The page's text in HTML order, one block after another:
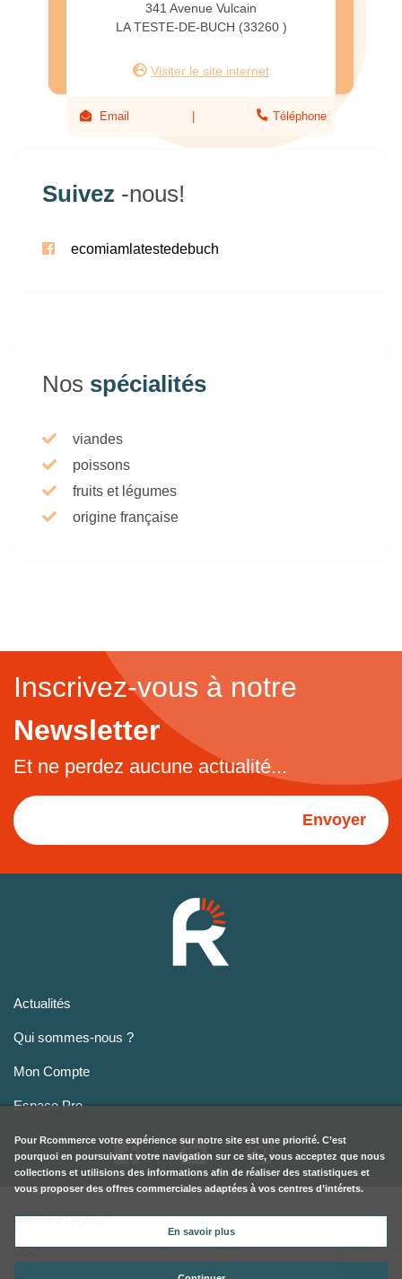
341 Avenue Vulcain
LA TESTE-DE-BUCH (33260 )
Visiter le site internet
Email Téléphone
Suivez -nous!
ecomiamlatestedebuch
Nos spécialités
viandes
poissons
fruits et légumes
origine française
Inscrivez-vous à notre
Newsletter
Et ne perdez aucune actualité...
Envoyer
Actualités
Qui sommes-nous ?
Mon Compte
Espace Pro
Mentions Légales
CGU
Pour Rcommerce votre expérience sur notre site est une priorité. C’est
pourquoi en poursuivant votre navigation sur ce site, vous acceptez que nous
collections et utilisions des informations afin de réaliser des statistiques et
vous proposer des offres commerciales adaptées à vos centres d’intérets.
En savoir plus